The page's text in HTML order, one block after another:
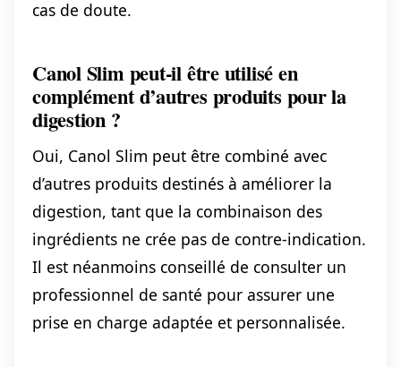
cas de doute.
Canol Slim peut-il être utilisé en
complément d’autres produits pour la
digestion ?
Oui, Canol Slim peut être combiné avec
d’autres produits destinés à améliorer la
digestion, tant que la combinaison des
ingrédients ne crée pas de contre-indication.
Il est néanmoins conseillé de consulter un
professionnel de santé pour assurer une
prise en charge adaptée et personnalisée.